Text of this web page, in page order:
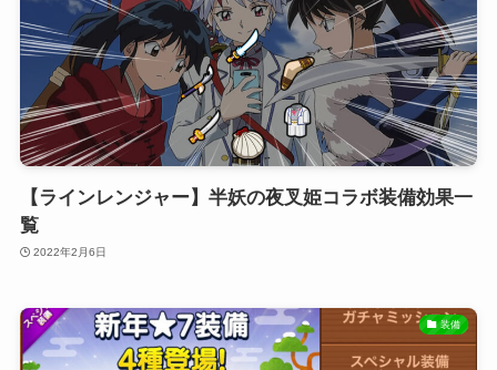
【ラインレンジャー】半妖の夜叉姫コラボ装備効果一
覧
2022年2月6日
装備